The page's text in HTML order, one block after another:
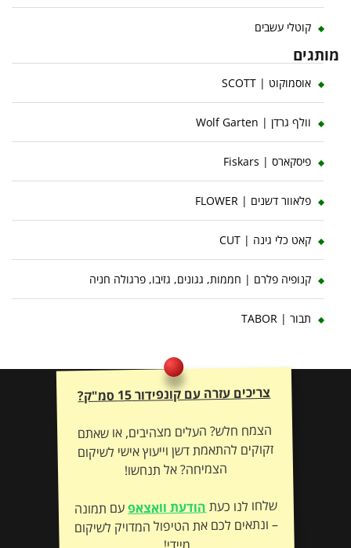
קוטלי עשבים
מותגים
אוסמוקוט | SCOTT
וולף גרדן | Wolf Garten
פיסקארס | Fiskars
פלאוור דשנים | FLOWER
קאט כלי גינה | CUT
קנופיה פלרם | חממות, גגונים, גזיבו, פרגולה חניה
תבור | TABOR
צריכים עזרה עם קונפידור 15 סמ"ק?
הצמח חלש? העלים מצהיבים, או שאתם
זקוקים להתאמת דשן וייעוץ אישי לשיקום
הצמיחה? אל תנחשו!
שלחו לנו כעתהודעת וואצאפעם תמונה
– ונתאים לכם את הטיפול המדויק לשיקום